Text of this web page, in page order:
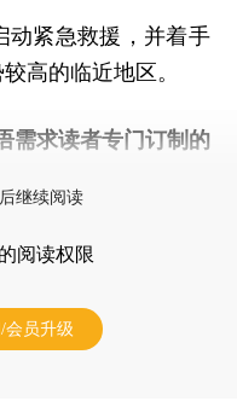
紧急救援，并着手
高的临近地区。
需求读者专门订制的
继续阅读
阅读权限
会员升级